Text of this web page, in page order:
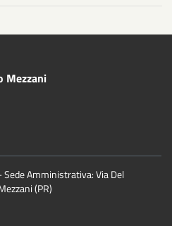
Mezzani
Sede Amministrativa: Via Del
(PR)